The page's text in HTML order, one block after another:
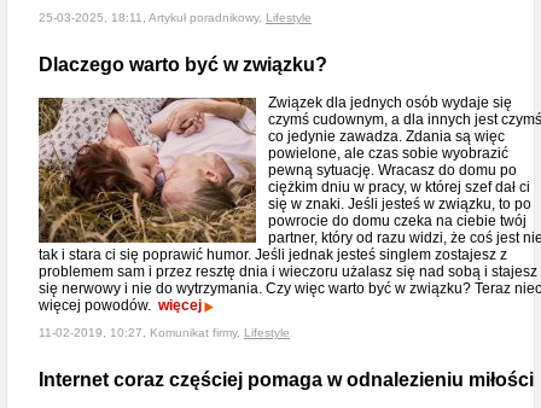
25-03-2025, 18:11, Artykuł poradnikowy, Lifestyle
Dlaczego warto być w związku?
Związek dla jednych osób wydaje się
czymś cudownym, a dla innych jest czymś
co jedynie zawadza. Zdania są więc
powielone, ale czas sobie wyobrazić
pewną sytuację. Wracasz do domu po
ciężkim dniu w pracy, w której szef dał ci
się w znaki. Jeśli jesteś w związku, to po
powrocie do domu czeka na ciebie twój
partner, który od razu widzi, że coś jest
tak i stara ci się poprawić humor. Jeśli jednak jesteś singlem zostajesz z
problemem sam i przez resztę dnia i wieczoru użalasz się nad sobą i stajesz
się nerwowy i nie do wytrzymania. Czy więc warto być w związku? Teraz
więcej powodów. więcej
11-02-2019, 10:27, Komunikat firmy, Lifestyle
Internet coraz częściej pomaga w odnalezieniu miłości